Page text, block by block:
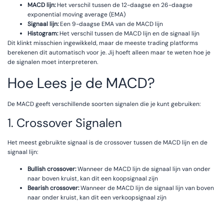
MACD lijn:Het verschil tussen de 12-daagse en 26-daagse
exponential moving average (EMA)
Signaal lijn:Een 9-daagse EMA van de MACD lijn
Histogram:Het verschil tussen de MACD lijn en de signaal lijn
Dit klinkt misschien ingewikkeld, maar de meeste trading platforms
berekenen dit automatisch voor je. Jij hoeft alleen maar te weten hoe je
de signalen moet interpreteren.
Hoe Lees je de MACD?
De MACD geeft verschillende soorten signalen die je kunt gebruiken:
1. Crossover Signalen
Het meest gebruikte signaal is de crossover tussen de MACD lijn en de
signaal lijn:
Bullish crossover:Wanneer de MACD lijn de signaal lijn van onder
naar boven kruist, kan dit een koopsignaal zijn
Bearish crossover:Wanneer de MACD lijn de signaal lijn van boven
naar onder kruist, kan dit een verkoopsignaal zijn